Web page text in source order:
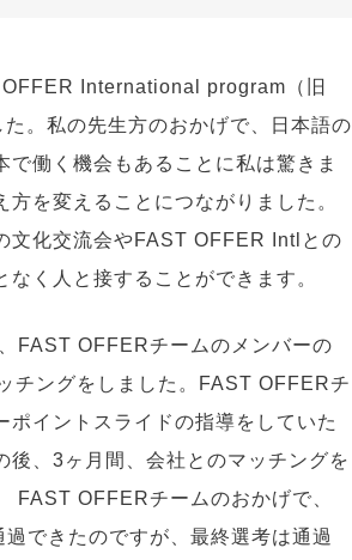
International program（旧
。私の先生方のおかげで、日本語の
働く機会もあることに私は驚きま
を変えることにつながりました。
文化交流会やFAST OFFER Intlとの
く人と接することができます。
FAST OFFERチームのメンバーの
チングをしました。FAST OFFERチ
イントスライドの指導をしていた
、3ヶ月間、会社とのマッチングを
FAST OFFERチームのおかげで、
できたのですが、最終選考は通過